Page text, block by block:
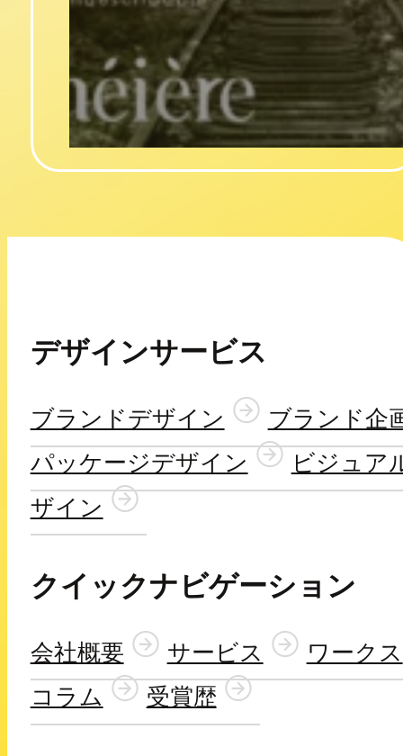
デザインサービス
ブランドデザイン
ブランド企
パッケージデザイン
ビジュア
ザイン
クイックナビゲーション
会社概要 サービス
ワークス
コラム
受賞歴